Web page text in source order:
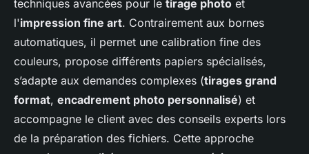
techniques avancées pour le tirage photo et
l'impression fine art. Contrairement aux bornes
automatiques, il permet une calibration fine des
couleurs, propose différents papiers spécialisés,
s’adapte aux demandes complexes (tirages grand
format, encadrement photo personnalisé) et
accompagne le client avec des conseils experts lors
de la préparation des fichiers. Cette approche